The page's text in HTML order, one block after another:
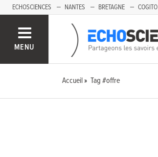
ECHOSCIENCES NANTES BRETAGNE COGITO
MENU
Accueil Tag #offre